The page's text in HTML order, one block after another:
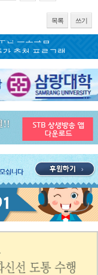
목록 쓰기
천 프로그램
천 프로그램
추천 프로그램
천 프로그램
프로그램
프로그램
천 프로그램